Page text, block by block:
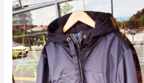
dacca-
20220906